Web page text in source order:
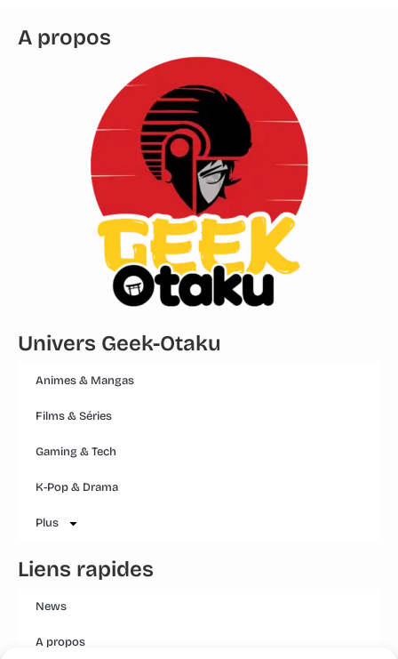
A propos
Univers Geek-Otaku
Animes & Mangas
Films & Séries
Gaming & Tech
K-Pop & Drama
Plus
Liens rapides
News
A propos